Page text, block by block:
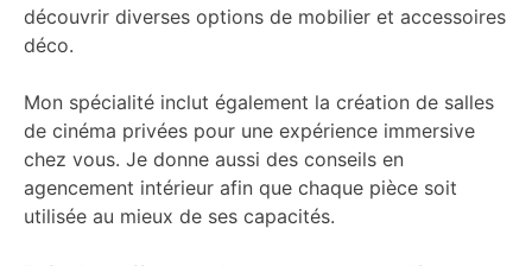
découvrir diverses options de mobilier et accessoires
déco.
Mon spécialité inclut également la création de salles
de cinéma privées pour une expérience immersive
chez vous. Je donne aussi des conseils en
agencement intérieur afin que chaque pièce soit
utilisée au mieux de ses capacités.